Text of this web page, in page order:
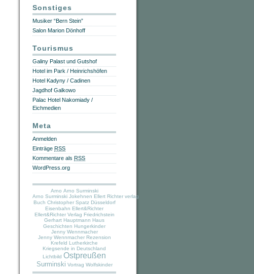
Sonstiges
Musiker “Bern Stein”
Salon Marion Dönhoff
Tourismus
Galiny Palast und Gutshof
Hotel im Park / Heinrichshöfen
Hotel Kadyny / Cadinen
Jagdhof Galkowo
Palac Hotel Nakomiady /
Eichmedien
Meta
Anmelden
Einträge RSS
Kommentare als RSS
WordPress.org
Arno Arno Surminski
Arno Surminski Jokehnen Ellert Richter verlag
Buch Christopher Spatz Düsseldorf
Eisenbahn Ellert&Richter
Ellert&Richter Verlag Friedrichstein
Gerhart Hauptmann Haus
Geschichten Hungerkinder
Jenny Wennmacher
Jenny Wennmacher Rezension
Krefeld Lutherkirche
Kriegsende in Deutschland
Lichtbild Ostpreußen
Surminski Vortrag Wolfskinder